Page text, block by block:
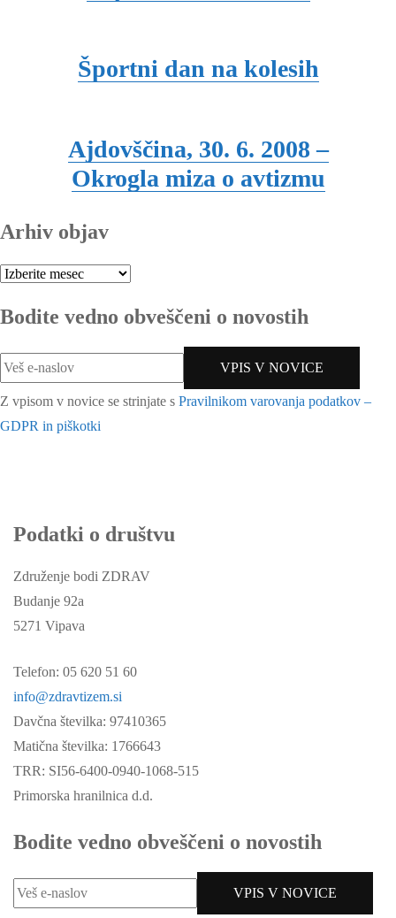
Športni dan na kolesih
Ajdovščina, 30. 6. 2008 –
Okrogla miza o avtizmu
Arhiv objav
Arhiv
Bodite vedno obveščeni o novostih
Z vpisom v novice se strinjate s Pravilnikom varovanja podatkov –
GDPR in piškotki
Podatki o društvu
Združenje bodi ZDRAV
Budanje 92a
5271 Vipava
Telefon: 05 620 51 60
info@zdravtizem.si
Davčna številka: 97410365
Matična številka: 1766643
TRR: SI56-6400-0940-1068-515
Primorska hranilnica d.d.
Bodite vedno obveščeni o novostih